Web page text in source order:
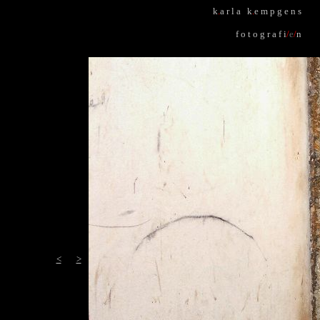
k.a r l a k.e m p g e n s
f o t o g r a f i/e/n
< >